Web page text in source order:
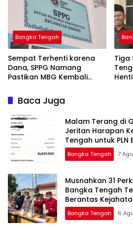
Bangka Tengah
‎Sempat Terhenti karena
Dana, SPPG Namang
Pastikan MBG Kembali
‎Tiga
Baca Juga
Malam Terang di
Jeritan Harapan
Tengah untuk PLN
Bangka Tengah 7
Musnahkan 31
Bangka Tengah
Berantas
Bangka Tengah 6